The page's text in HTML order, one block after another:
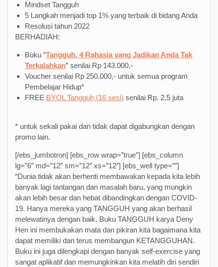
Mindset Tangguh
5 Langkah menjadi top 1% yang terbaik di bidang Anda
Resolusi tahun 2022
BERHADIAH:
Buku “Tangguh, 4 Rahasia yang Jadikan Anda Tak
Terkalahkan” senilai Rp 143.000,-
Voucher senilai Rp 250.000,- untuk semua program
Pembelajar Hidup*
FREE BYOL Tangguh (16 sesi) senilai Rp. 2,5 juta
* untuk sekali pakai dan tidak dapat digabungkan dengan
promo lain.
[/ebs_jumbotron] [ebs_row wrap=”true”] [ebs_column
lg=”6″ md=”12″ sm=”12″ xs=”12″] [ebs_well type=””]
“Dunia tidak akan berhenti membawakan kepada kita lebih
banyak lagi tantangan dan masalah baru, yang mungkin
akan lebih besar dan hebat dibandingkan dengan COVID-
19. Hanya mereka yang TANGGUH yang akan berhasil
melewatinya dengan baik. Buku TANGGUH karya Deny
Hen ini membukakan mata dan pikiran kita bagaimana kita
dapat memiliki dan terus membangun KETANGGUHAN.
Buku ini juga dilengkapi dengan banyak self-exercise yang
sangat aplikatif dan memungkinkan kita melatih diri sendiri